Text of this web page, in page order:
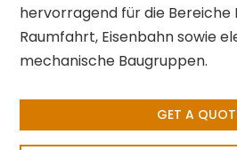
hervorragend für die Bereiche
Raumfahrt, Eisenbahn sowie
mechanische Baugruppen.
GET A